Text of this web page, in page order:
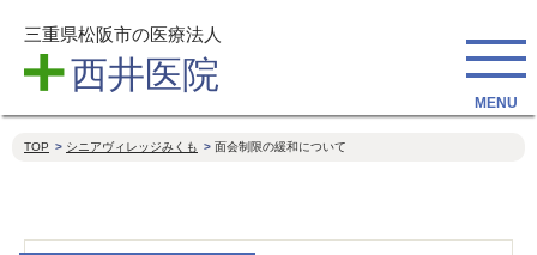
三重県松阪市の医療法人
西井医院
TOP シニアヴィレッジみくも 面会制限の緩和について